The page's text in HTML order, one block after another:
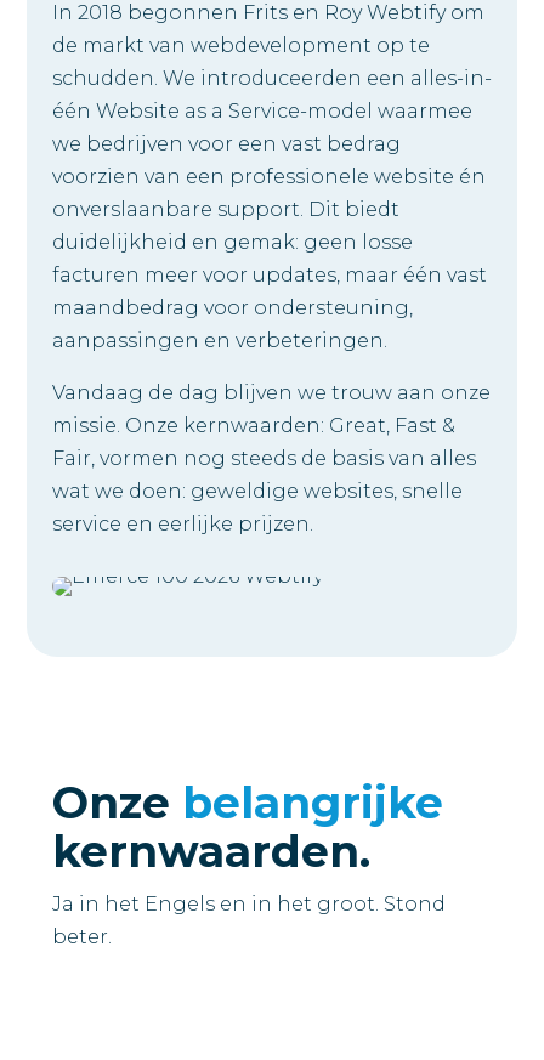
In 2018 begonnen Frits en Roy Webtify om
de markt van webdevelopment op te
schudden. We introduceerden een alles-in-
één Website as a Service-model waarmee
we bedrijven voor een vast bedrag
voorzien van een professionele website én
onverslaanbare support. Dit biedt
duidelijkheid en gemak: geen losse
facturen meer voor updates, maar één vast
maandbedrag voor ondersteuning,
aanpassingen en verbeteringen.
Vandaag de dag blijven we trouw aan onze
missie. Onze kernwaarden: Great, Fast &
Fair, vormen nog steeds de basis van alles
wat we doen: geweldige websites, snelle
service en eerlijke prijzen.
Onze belangrijke
kernwaarden.
Ja in het Engels en in het groot. Stond
beter.